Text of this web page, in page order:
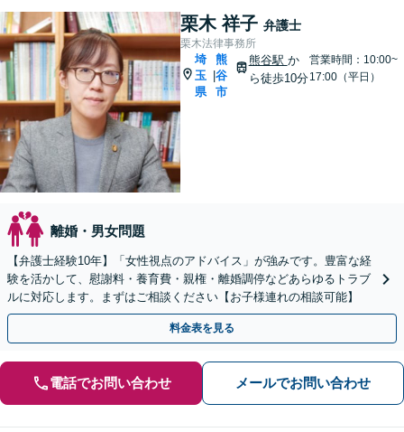
栗木 祥子 弁護士
栗木法律事務所
埼
玉
県
|
熊
谷
市
熊谷駅 か
ら徒歩10分
営業時間：10:00~
17:00（平日）
離婚・男女問題
【弁護士経験10年】「女性視点のアドバイス」が強みです。豊富な経
験を活かして、慰謝料・養育費・親権・離婚調停などあらゆるトラブ
ルに対応します。まずはご相談ください【お子様連れの相談可能】
料金表を見る
電話でお問い合わせ メールでお問い合わせ